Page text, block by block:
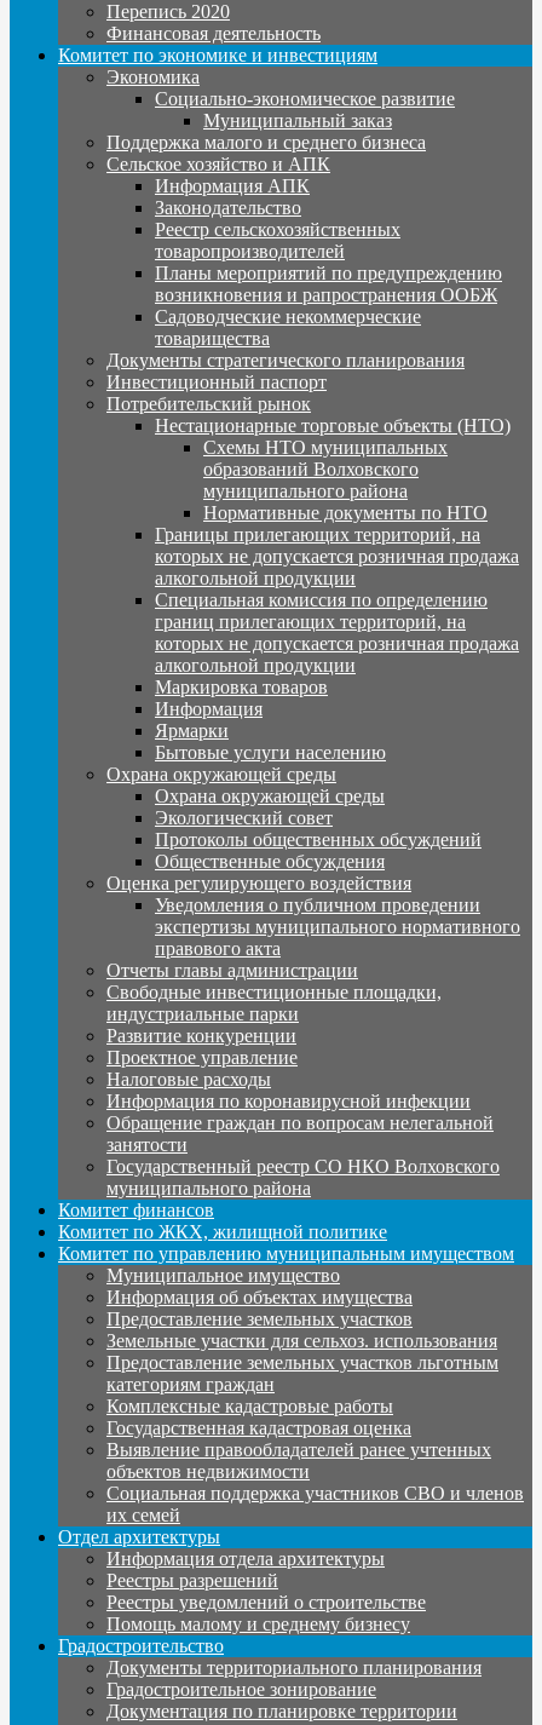
Перепись 2020
Финансовая деятельность
Комитет по экономике и инвестициям
Экономика
Социально-экономическое развитие
Муниципальный заказ
Поддержка малого и среднего бизнеса
Сельское хозяйство и АПК
Информация АПК
Законодательство
Реестр сельскохозяйственных
товаропроизводителей
Планы мероприятий по предупреждению
возникновения и рапространения ООБЖ
Садоводческие некоммерческие
товарищества
Документы стратегического планирования
Инвестиционный паспорт
Потребительский рынок
Нестационарные торговые объекты (НТО)
Схемы НТО муниципальных
образований Волховского
муниципального района
Нормативные документы по НТО
Границы прилегающих территорий, на
которых не допускается розничная продажа
алкогольной продукции
Специальная комиссия по определению
границ прилегающих территорий, на
которых не допускается розничная продажа
алкогольной продукции
Маркировка товаров
Информация
Ярмарки
Бытовые услуги населению
Охрана окружающей среды
Охрана окружающей среды
Экологический совет
Протоколы общественных обсуждений
Общественные обсуждения
Оценка регулирующего воздействия
Уведомления о публичном проведении
экспертизы муниципального нормативного
правового акта
Отчеты главы администрации
Свободные инвестиционные площадки,
индустриальные парки
Развитие конкуренции
Проектное управление
Налоговые расходы
Информация по коронавирусной инфекции
Обращение граждан по вопросам нелегальной
занятости
Государственный реестр СО НКО Волховского
муниципального района
Комитет финансов
Комитет по ЖКХ, жилищной политике
Комитет по управлению муниципальным имуществом
Муниципальное имущество
Информация об объектах имущества
Предоставление земельных участков
Земельные участки для сельхоз. использования
Предоставление земельных участков льготным
категориям граждан
Комплексные кадастровые работы
Государственная кадастровая оценка
Выявление правообладателей ранее учтенных
объектов недвижимости
Социальная поддержка участников СВО и членов
их семей
Отдел архитектуры
Информация отдела архитектуры
Реестры разрешений
Реестры уведомлений о строительстве
Помощь малому и среднему бизнесу
Градостроительство
Документы территориального планирования
Градостроительное зонирование
Документация по планировке территории